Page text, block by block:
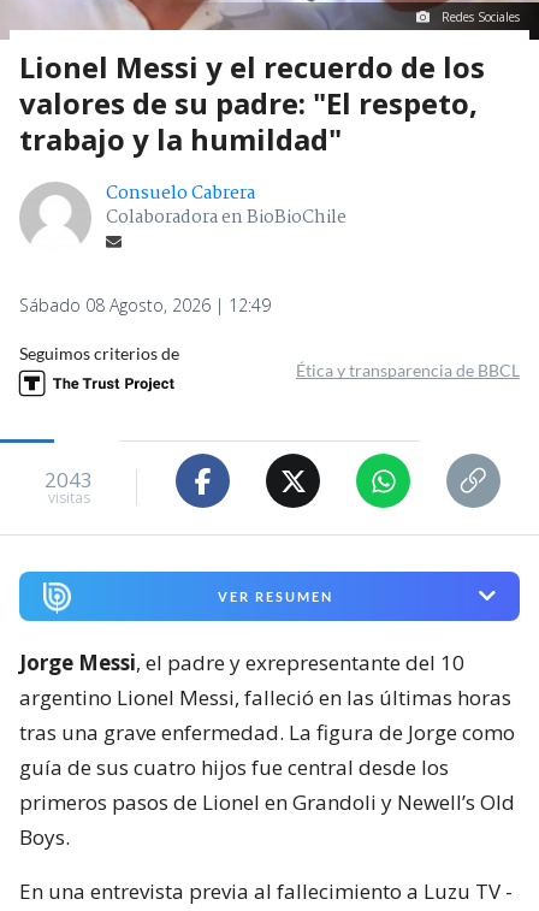
Redes Sociales
Lionel Messi y el recuerdo de los
valores de su padre: "El respeto,
trabajo y la humildad"
Consuelo Cabrera
Colaboradora en BioBioChile
Sábado 08 Agosto, 2026 | 12:49
Seguimos criterios de
Ética y transparencia de BBCL
2043
visitas
VER RESUMEN
Jorge Messi, el padre y exrepresentante del 10
argentino Lionel Messi, falleció en las últimas horas
tras una grave enfermedad. La figura de Jorge como
guía de sus cuatro hijos fue central desde los
primeros pasos de Lionel en Grandoli y Newell’s Old
Boys.
En una entrevista previa al fallecimiento a Luzu TV -